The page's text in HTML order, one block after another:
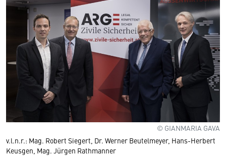
© GIANMARIA GAVA
v.l.n.r.: Mag. Robert Siegert, Dr. Werner Beutelmeyer, Hans-Herbert
Keusgen, Mag. Jürgen Rathmanner